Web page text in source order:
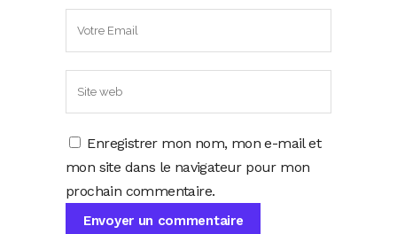
Enregistrer mon nom, mon e-mail et
mon site dans le navigateur pour mon
prochain commentaire.